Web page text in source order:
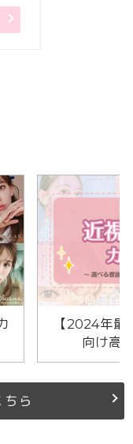
【2024年
向け高
ちら